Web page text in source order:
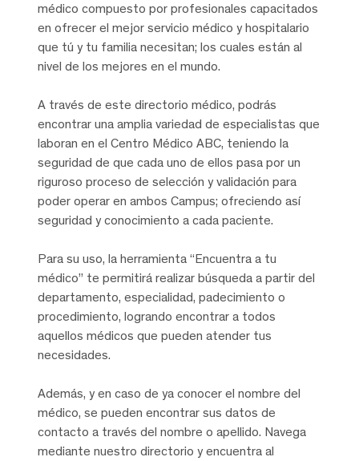
médico compuesto por profesionales capacitados
en ofrecer el mejor servicio médico y hospitalario
que tú y tu familia necesitan; los cuales están al
nivel de los mejores en el mundo.
A través de este directorio médico, podrás
encontrar una amplia variedad de especialistas que
laboran en el Centro Médico ABC, teniendo la
seguridad de que cada uno de ellos pasa por un
riguroso proceso de selección y validación para
poder operar en ambos Campus; ofreciendo así
seguridad y conocimiento a cada paciente.
Para su uso, la herramienta “Encuentra a tu
médico” te permitirá realizar búsqueda a partir del
departamento, especialidad, padecimiento o
procedimiento, logrando encontrar a todos
aquellos médicos que pueden atender tus
necesidades.
Además, y en caso de ya conocer el nombre del
médico, se pueden encontrar sus datos de
contacto a través del nombre o apellido. Navega
mediante nuestro directorio y encuentra al